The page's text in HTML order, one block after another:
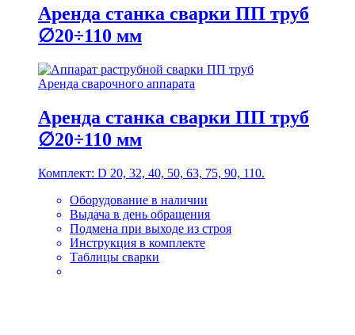
Аренда станка сварки ПП труб
∅20÷110 мм
Аренда сварочного аппарата
Аренда станка сварки ПП труб
∅20÷110 мм
Комплект: D 20, 32, 40, 50, 63, 75, 90, 110.
Оборудование в наличии
Выдача в день обращения
Подмена при выходе из строя
Инструкция в комплекте
Таблицы сварки